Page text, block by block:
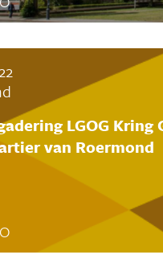
LGOG Kring
van Roermond